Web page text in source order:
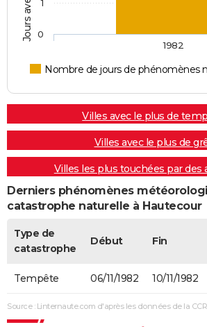
Nombre de jours de phénomènes
1982
0
1
Villes avec le plus de
Villes avec le plus de
Villes les plus touchées par des
Derniers phénomènes
catastrophe naturelle à Hautecour
Type de
catastrophe
Début Fin
Tempête 06/11/1982 10/11/1982
Source : Linternaute.com d'après les données de la CCR